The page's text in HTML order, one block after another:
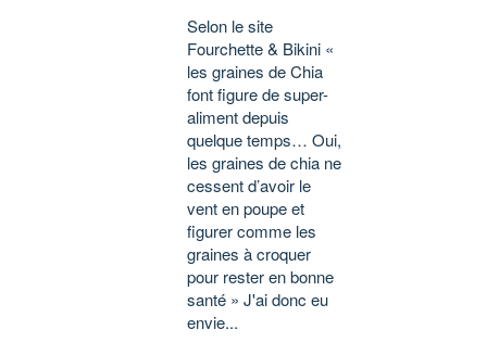
Selon le site
Fourchette & Bikini «
les graines de Chia
font figure de super-
aliment depuis
quelque temps… Oui,
les graines de chia ne
cessent d’avoir le
vent en poupe et
figurer comme les
graines à croquer
pour rester en bonne
santé » J'ai donc eu
envie...